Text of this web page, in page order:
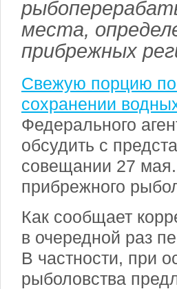
места,
прибрежных
Свежую порцию
сохранении
Федерального
обсудить с
совещании 27
прибрежного
Как сообщает
в очередной раз
В частности, при
рыболовства